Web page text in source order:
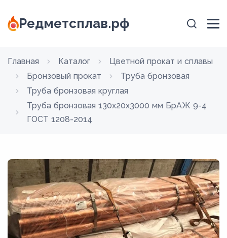
Редметсплав.рф
Главная Каталог
Цветной прокат и сплавы
Бронзовый прокат
Труба бронзовая
Труба бронзовая круглая
Труба бронзовая 130х20х3000 мм БрАЖ 9-4
ГОСТ 1208-2014